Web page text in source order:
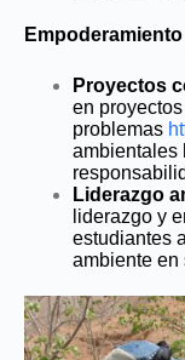
Proyectos
en
problemas
ambientales
Liderazgo
liderazgo y
estudiantes
ambiente en